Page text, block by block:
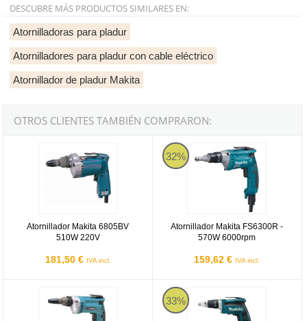
DESCUBRE MÁS PRODUCTOS SIMILARES EN:
Atornilladoras para pladur
Atornilladores para pladur con cable eléctrico
Atornillador de pladur Makita
OTROS CLIENTES TAMBIÉN COMPRARON:
Atornillador Makita 6805BV
510W 220V
181,50 € IVA incl.
Atornillador Makita 6805BV 510W 220V
32%
Atornillador Makita FS6300R -
570W 6000rpm
159,62 € IVA incl.
Atornillador Makita FS6300R -
33%
Makita DFS452RME con 2